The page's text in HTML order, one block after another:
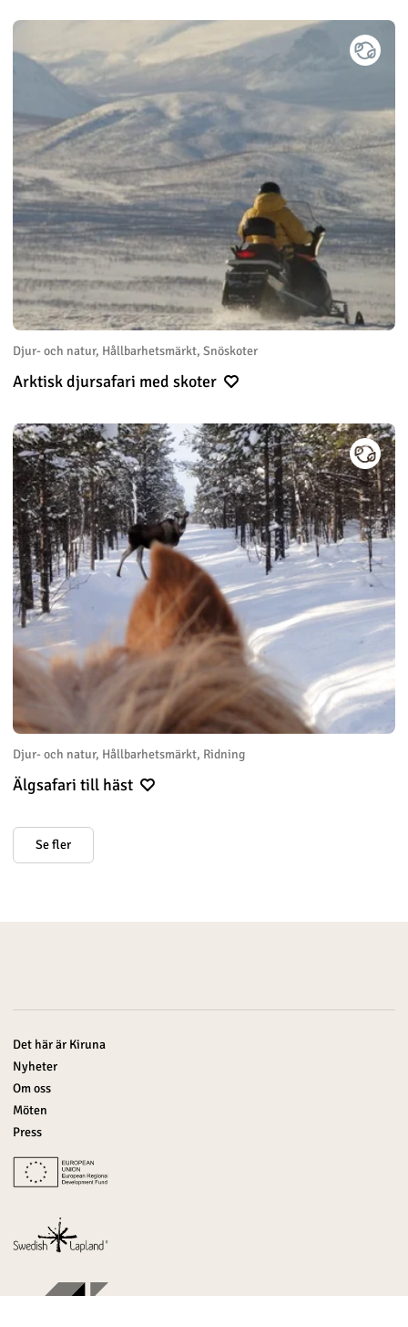
Djur- och natur, Hållbarhetsmärkt, Snöskoter
Arktisk djursafari med skoter
Djur- och natur, Hållbarhetsmärkt, Ridning
Älgsafari till häst
Se fler
Det här är Kiruna
Nyheter
Om oss
Möten
Press